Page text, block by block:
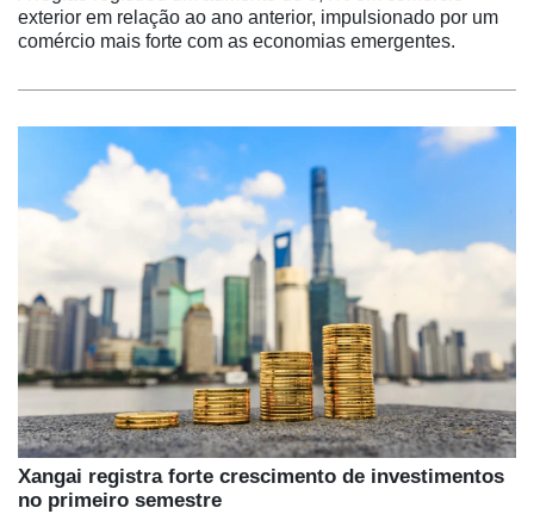
exterior em relação ao ano anterior, impulsionado por um
comércio mais forte com as economias emergentes.
Xangai registra forte crescimento de investimentos
no primeiro semestre